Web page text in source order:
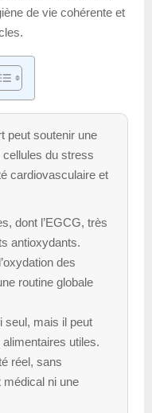
de vie cohérente et
peut soutenir une
du stress
cardiovasculaire et
dont l’EGCG, très
antioxydants.
des
routine globale
seul, mais il peut
utiles.
réel, sans
médical ni une